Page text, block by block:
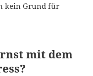
kein Grund für
mit dem